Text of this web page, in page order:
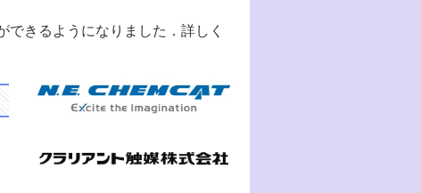
きるようになりました．詳しく